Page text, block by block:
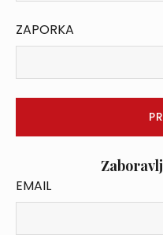
ZAPORKA
EMAIL